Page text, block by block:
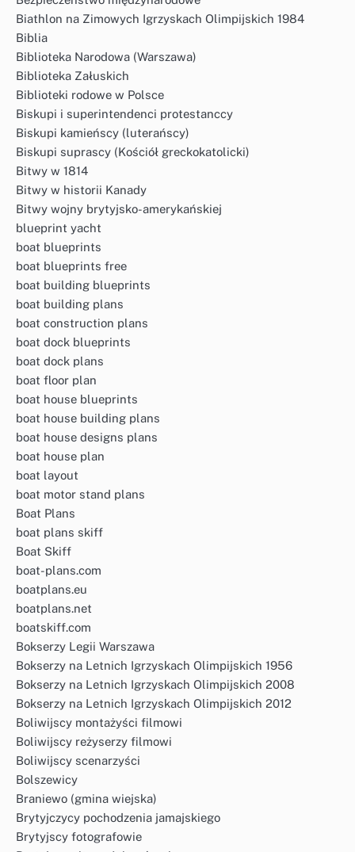
Biathlon na Zimowych Igrzyskach Olimpijskich 1984
Biblia
Biblioteka Narodowa (Warszawa)
Biblioteka Załuskich
Biblioteki rodowe w Polsce
Biskupi i superintendenci protestanccy
Biskupi kamieńscy (luterańscy)
Biskupi suprascy (Kościół greckokatolicki)
Bitwy w 1814
Bitwy w historii Kanady
Bitwy wojny brytyjsko-amerykańskiej
blueprint yacht
boat blueprints
boat blueprints free
boat building blueprints
boat building plans
boat construction plans
boat dock blueprints
boat dock plans
boat floor plan
boat house blueprints
boat house building plans
boat house designs plans
boat house plan
boat layout
boat motor stand plans
Boat Plans
boat plans skiff
Boat Skiff
boat-plans.com
boatplans.eu
boatplans.net
boatskiff.com
Bokserzy Legii Warszawa
Bokserzy na Letnich Igrzyskach Olimpijskich 1956
Bokserzy na Letnich Igrzyskach Olimpijskich 2008
Bokserzy na Letnich Igrzyskach Olimpijskich 2012
Boliwijscy montażyści filmowi
Boliwijscy reżyserzy filmowi
Boliwijscy scenarzyści
Bolszewicy
Braniewo (gmina wiejska)
Brytyjczycy pochodzenia jamajskiego
Brytyjscy fotografowie